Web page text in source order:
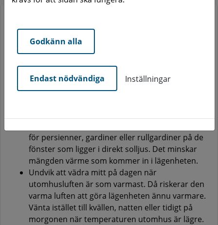
När temperaturen stiger utomhus kan
några enkla tips kan du hjälpa till att hålla
lägenheten svalare och skapa en
för persienner, gardiner eller rullgardiner på de
fönster som ligger i direkt solljus. Det minskar
mängden värme som kommer in i lägenheten.
Undvik att vädra mitt på dagen när
utomhusluften är som varmast. Då riskerar den
varma luften att göra lägenheten ännu varmare.
Vänta istället till kvällen, natten eller tidigt på
morgonen när temperaturen utomhus är lägre.
Godkänn alla
Endast nödvändiga Inställningar